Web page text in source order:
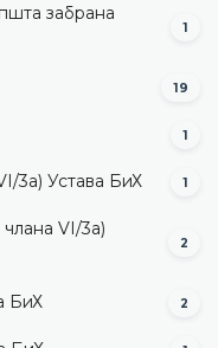
забрана
1
19
1
3а) Устава БиХ 1
VI/3а)
2
БиХ 2